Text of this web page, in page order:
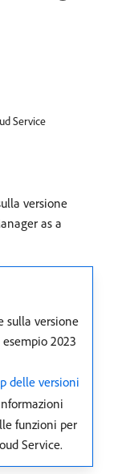
Service
versione
as a
sulla versione
2023
delle versioni
funzioni per
Service.